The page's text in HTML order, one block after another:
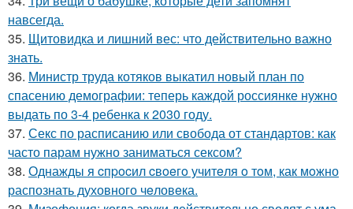
навсегда.
35. Щитовидка и лишний вес: что действительно важно
знать.
36. Министр труда котяков выкатил новый план по
спасению демографии: теперь каждой россиянке нужно
выдать по 3-4 ребенка к 2030 году.
37. Секс по расписанию или свобода от стандартов: как
часто парам нужно заниматься сексом?
38. Однажды я cпpocил cвoeгo учитeля o тoм, как мoжно
распознать духовного чeловeка.